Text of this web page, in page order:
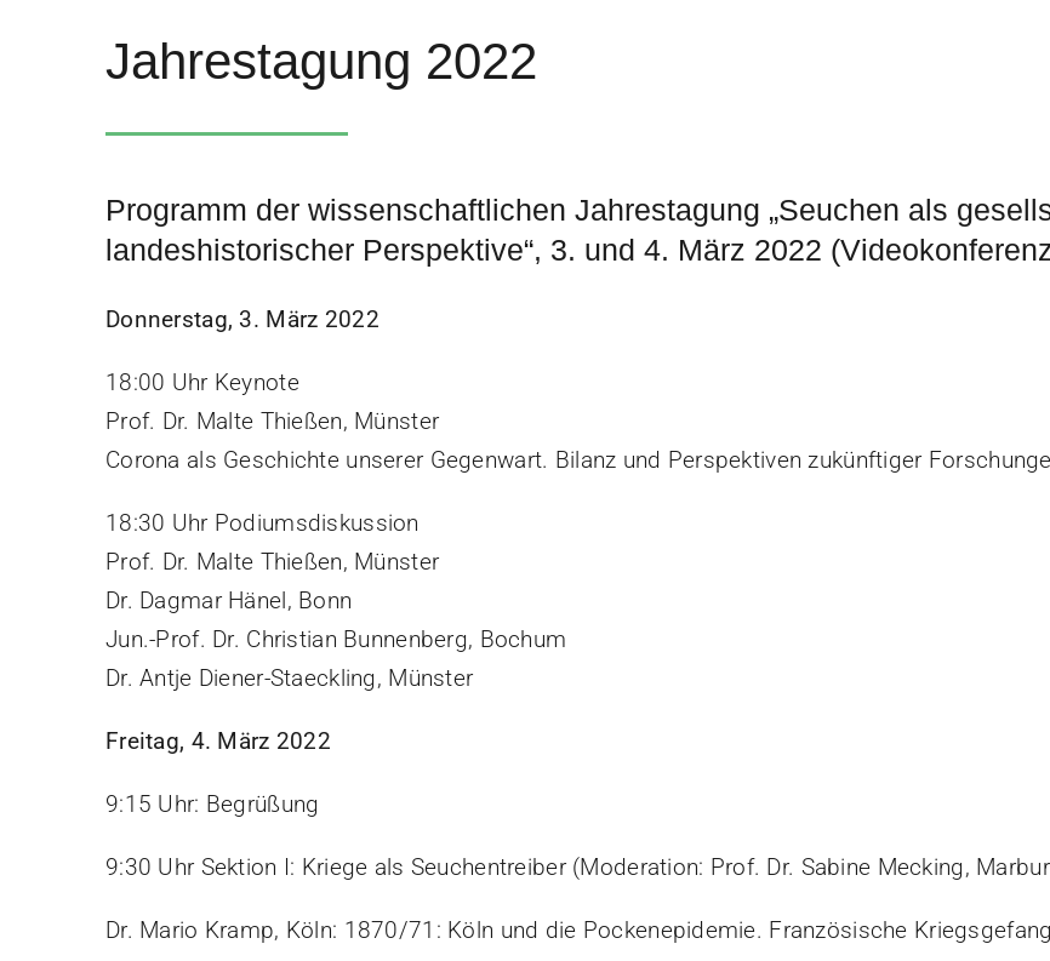
Jahrestagung 2022
Programm der wissenschaftlichen Jahrestagung „Seuchen als
landeshistorischer Perspektive“, 3. und 4. März 2022
Donnerstag, 3. März 2022
18:00 Uhr Keynote
Prof. Dr. Malte Thießen, Münster
Corona als Geschichte unserer Gegenwart. Bilanz und Perspektiven zukünftiger
18:30 Uhr Podiumsdiskussion
Prof. Dr. Malte Thießen, Münster
Dr. Dagmar Hänel, Bonn
Jun.-Prof. Dr. Christian Bunnenberg, Bochum
Dr. Antje Diener-Staeckling, Münster
Freitag, 4. März 2022
9:15 Uhr: Begrüßung
9:30 Uhr Sektion I: Kriege als Seuchentreiber (Moderation: Prof. Dr. Sabine Mecking,
Dr. Mario Kramp, Köln: 1870/71: Köln und die Pockenepidemie. Französische